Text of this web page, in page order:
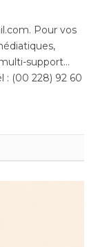
Pour vos
support…
: (00 228) 92 60